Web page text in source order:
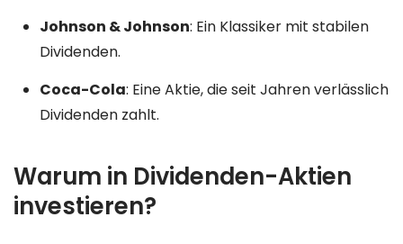
Johnson & Johnson: Ein Klassiker mit stabilen
Dividenden.
Coca-Cola: Eine Aktie, die seit Jahren verlässlich
Dividenden zahlt.
Warum in Dividenden-Aktien
investieren?